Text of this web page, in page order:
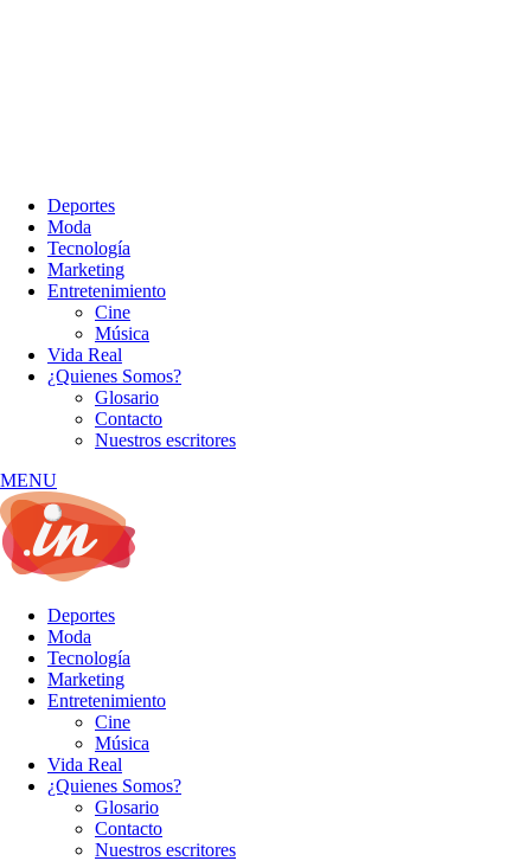
Deportes
Moda
Tecnología
Marketing
Entretenimiento
Cine
Música
Vida Real
¿Quienes Somos?
Glosario
Contacto
Nuestros escritores
MENU
Deportes
Moda
Tecnología
Marketing
Entretenimiento
Cine
Música
Vida Real
¿Quienes Somos?
Glosario
Contacto
Nuestros escritores